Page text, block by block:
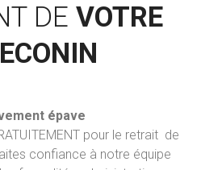
DE VOTRE
épave
pour le retrait de
confiance à notre équipe